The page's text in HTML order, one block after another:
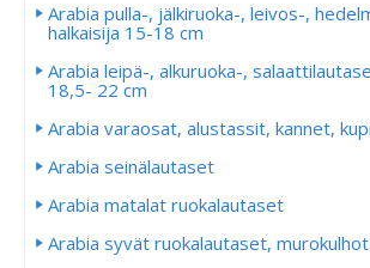
Arabia pulla-, jälkiruoka-, leivos-,
halkaisija 15-18 cm
Arabia leipä-, alkuruoka-,
18,5- 22 cm
Arabia varaosat, alustassit, kannet,
Arabia seinälautaset
Arabia matalat ruokalautaset
Arabia syvät ruokalautaset, murokulhot